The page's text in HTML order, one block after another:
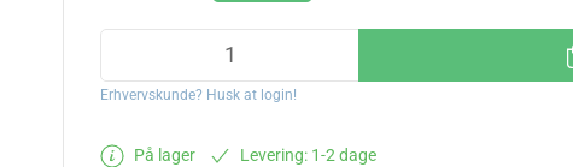
Erhvervskunde? Husk at login!
På lager Levering: 1-2 dage